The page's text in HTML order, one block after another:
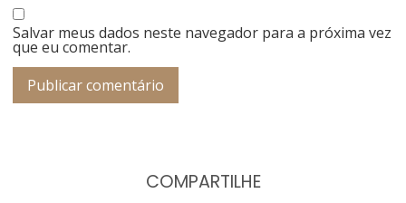
Salvar meus dados neste navegador para a próxima vez
que eu comentar.
COMPARTILHE